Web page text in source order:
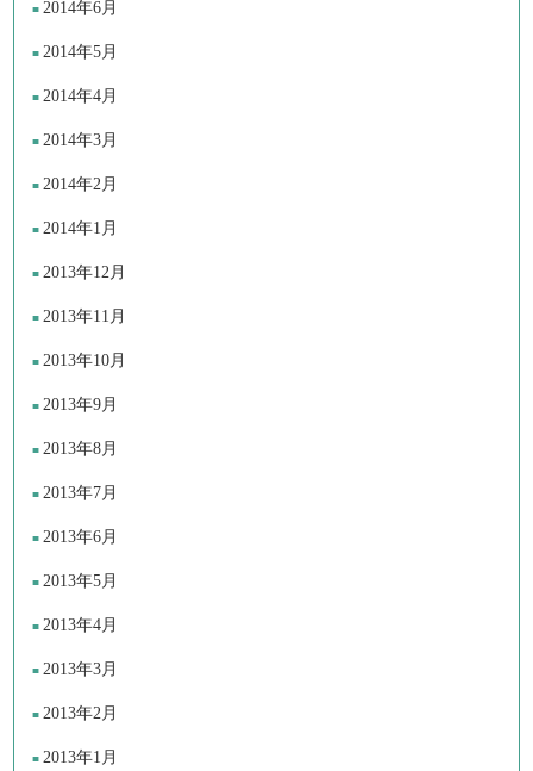
2014年6月
2014年5月
2014年4月
2014年3月
2014年2月
2014年1月
2013年12月
2013年11月
2013年10月
2013年9月
2013年8月
2013年7月
2013年6月
2013年5月
2013年4月
2013年3月
2013年2月
2013年1月